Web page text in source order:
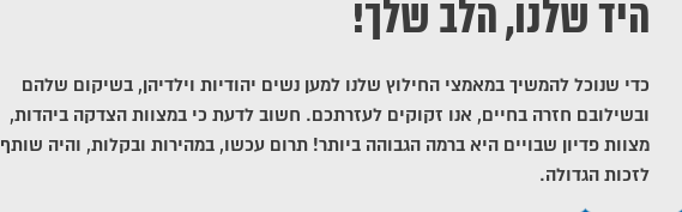
היד שלנו, הלב שלך!
כדי שנוכל להמשיך במאמצי החילוץ שלנו למען נשים יהודיות וילדיהן, בשיקום שלהם
ובשילובם חזרה בחיים, אנו זקוקים לעזרתכם. חשוב לדעת כי במצוות הצדקה ביהדות,
מצוות פדיון שבויים היא ברמה הגבוהה ביותר! תרום עכשו, במהירות ובקלות, והיה שותף
לזכות הגדולה.